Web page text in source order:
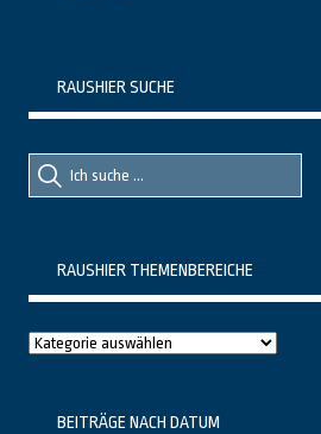
RAUSHIER SUCHE
Suche
nach::
Suche
nach:
RAUSHIER THEMENBEREICHE
Raushier
BEITRÄGE NACH DATUM